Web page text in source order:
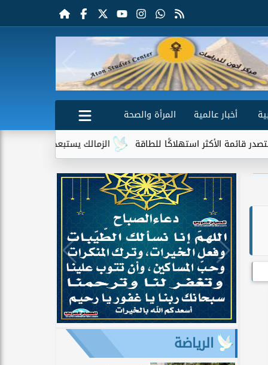
أخبار عالمية
المرأة والصحة
الزمالك يستبعد 4 لاعبين شباب من حساباته في الموسم الجديد
استهلاكًا للطاقة
الرياضة